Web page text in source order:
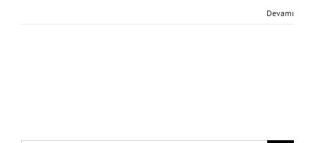
Devamı